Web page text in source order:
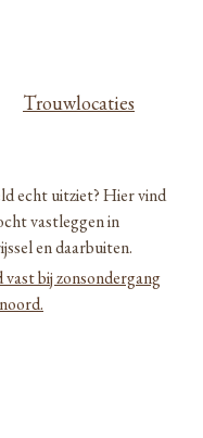
Trouwlocaties
echt uitziet? Hier vind
vastleggen in
en daarbuiten.